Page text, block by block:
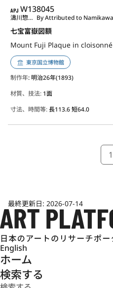
APJ
W138045
七宝富嶽図額
Mount Fuji Plaque in cloisonné
濤川惣助作
東京国立博物館
制作年: 明治26年(1893)
材質、技法: 1面
寸法、時間等:長113.6 短64.0
1
最終更新日: 2026-07-14
English
ホーム
検索する